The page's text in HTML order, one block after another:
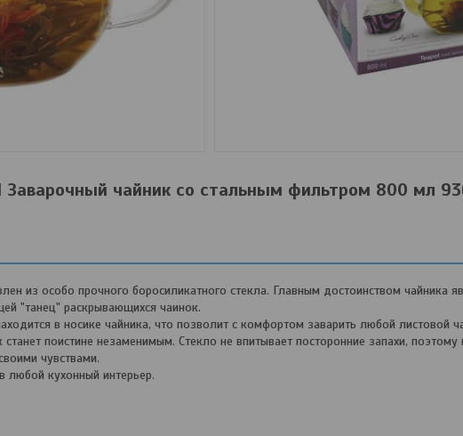
Заварочный чайник со стальным фильтром 800 мл
из особо прочного боросиликатного стекла. Главным достоинством чайника
"танец" раскрывающихся чаинок.
в носике чайника, что позволит с комфортом заварить любой листовой
станет поистине незаменимым. Стекло не впитывает посторонние запахи,
чувствами.
любой кухонный интерьер.